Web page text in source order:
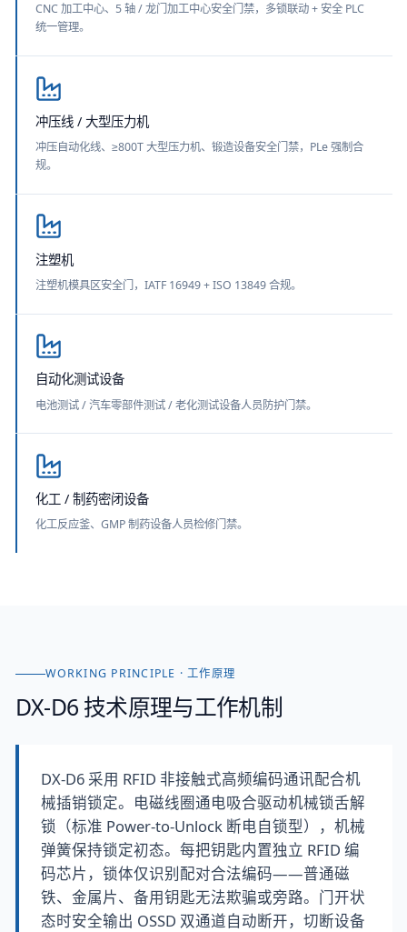
CNC 加工中心、5 轴 / 龙门加工中心安全门禁，多锁联动 + 安全 PLC
统一管理。
冲压线 / 大型压力机
冲压自动化线、≥800T 大型压力机、锻造设备安全门禁，PLe 强制合
规。
注塑机
注塑机模具区安全门，IATF 16949 + ISO 13849 合规。
自动化测试设备
电池测试 / 汽车零部件测试 / 老化测试设备人员防护门禁。
化工 / 制药密闭设备
化工反应釜、GMP 制药设备人员检修门禁。
WORKING PRINCIPLE · 工作原理
DX-D6 技术原理与工作机制
DX-D6 采用 RFID 非接触式高频编码通讯配合机
械插销锁定。电磁线圈通电吸合驱动机械锁舌解
锁（标准 Power-to-Unlock 断电自锁型），机械
弹簧保持锁定初态。每把钥匙内置独立 RFID 编
码芯片，锁体仅识别配对合法编码——普通磁
铁、金属片、备用钥匙无法欺骗或旁路。门开状
态时安全输出 OSSD 双通道自动断开，切断设备